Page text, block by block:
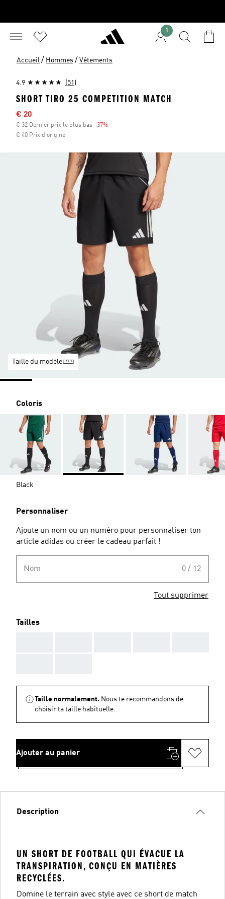
1
Accueil / Hommes / Vêtements
4.9 (51)
SHORT TIRO 25 COMPETITION MATCH
Sale price
€ 20
€ 32 Dernier prix le plus bas -37%
€ 40 Prix d'origine
Taille du modèle
Coloris
Black
Personnaliser
Ajoute un nom ou un numéro pour personnaliser ton
article adidas ou créer le cadeau parfait !
Nom 0 / 12
Tout supprimer
Tailles
Taille normalement. Nous te recommandons de
choisir ta taille habituelle.
Ajouter au panier
Description
UN SHORT DE FOOTBALL QUI ÉVACUE LA
TRANSPIRATION, CONÇU EN MATIÈRES
RECYCLÉES.
Domine le terrain avec style avec ce short de match